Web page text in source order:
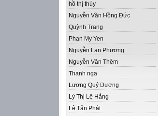
hồ thị thúy
Nguyễn Văn Hồng Đức
Quỳnh Trang
Phan My Yen
Nguyễn Lan Phương
Nguyễn Văn Thêm
Thanh nga
Lương Quý Dương
Lý Thị Lệ Hằng
Lê Tấn Phát